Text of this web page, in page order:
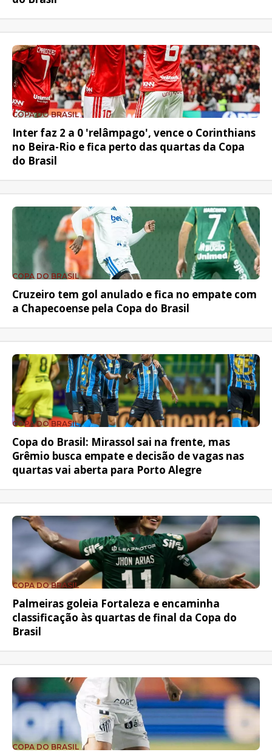
COPA DO BRASIL
Inter faz 2 a 0 'relâmpago', vence o Corinthians
no Beira-Rio e fica perto das quartas da Copa
do Brasil
COPA DO BRASIL
Cruzeiro tem gol anulado e fica no empate com
a Chapecoense pela Copa do Brasil
COPA DO BRASIL
Copa do Brasil: Mirassol sai na frente, mas
Grêmio busca empate e decisão de vagas nas
quartas vai aberta para Porto Alegre
COPA DO BRASIL
Palmeiras goleia Fortaleza e encaminha
classificação às quartas de final da Copa do
Brasil
COPA DO BRASIL